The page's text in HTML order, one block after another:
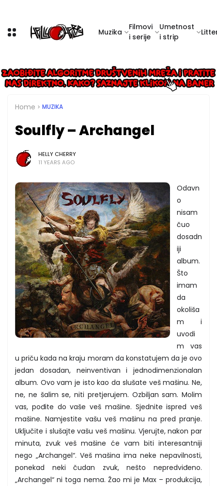
Muzika
Filmovi
i serije
Umetnost
i strip
Home MUZIKA
Soulfly – Archangel
HELLY CHERRY
11 YEARS AGO
Odavn
o
nisam
čuo
dosadn
iji
album.
Što
imam
da
okoliša
m i
uvodi
m vas
u priču kada na kraju moram da konstatujem da je ovo
jedan dosadan, neinventivan i jednodimenzionalan
album. Ovo vam je isto kao da slušate veš mašinu. Ne,
ne, ne šalim se, niti pretjerujem. Ozbiljan sam. Molim
vas, pođite do vaše veš mašine. Sjednite ispred veš
mašine. Namjestite vašu veš mašinu na pred pranje.
Uključite i slušajte vašu veš mašinu. Vjerujte, nakon par
minuta, zvuk veš mašine će vam biti interesantniji
nego „Archangel“. Veš mašina ima neke nepavilnosti,
ponekad neki čudan zvuk, nešto nepredviđeno.
„Archangel“ ni toga nema. Žao mi je Max – produkcija,